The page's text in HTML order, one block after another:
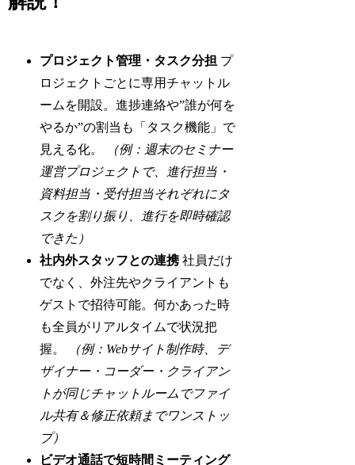
プロジェクト管理・タスク分担 プ
ロジェクトごとに専用チャットル
ームを開設。進捗連絡や”誰が何を
やるか”の割当も「タスク機能」で
見える化。
（例：週末のセミナー
運営プロジェクトで、進行担当・
資料担当・受付担当それぞれにタ
スクを割り振り、進行を即時確認
できた）
社内外スタッフとの連携社員だけ
でなく、外注先やクライアントも
ゲストで招待可能。何かあった時
も全員がリアルタイムで状況把
握。
（例：Webサイト制作時、デ
ザイナー・コーダー・クライアン
トが同じチャットルームでファイ
ル共有＆修正依頼までワンストッ
プ）
ビデオ通話で短時間ミーティング